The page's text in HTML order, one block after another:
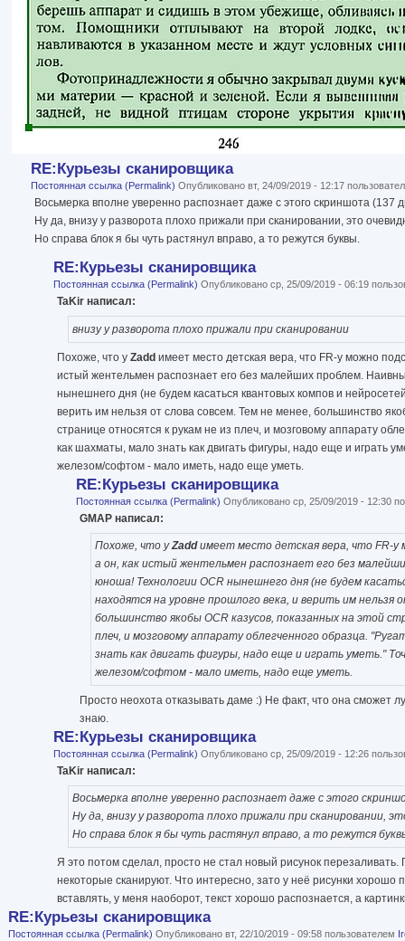
RE:Курьезы сканировщика
Постоянная ссылка (Permalink) Опубликовано вт, 24/09/2019 - 12:17
Восьмерка вполне уверенно распознает даже с этого скриншота (137
Ну да, внизу у разворота плохо прижали при сканировании, это
Но справа блок я бы чуть растянул вправо, а то режутся буквы.
RE:Курьезы сканировщика
Постоянная ссылка (Permalink) Опубликовано ср, 25/09/2019 - 06:19
TaKir написал:
внизу у разворота плохо прижали при сканировании
Похоже, что у Zadd имеет место детская вера, что FR-у можно
истый жентельмен распознает его без малейших проблем.
нынешнего дня (не будем касаться квантовых компов и
верить им нельзя от слова совсем. Тем не менее, большинство
странице относятся к рукам не из плеч, и мозговому аппарату
как шахматы, мало знать как двигать фигуры, надо еще и играть
железом/софтом - мало иметь, надо еще уметь.
RE:Курьезы сканировщика
Постоянная ссылка (Permalink) Опубликовано ср, 25/09/2019 - 12:30
GMAP написал:
Похоже, что уZaddимеет место детская вера, что FR-у
а он, как истый жентельмен распознает его без
юноша! Технологии OCR нынешнего дня (не будем
находятся на уровне прошлого века, и верить им нельзя
большинство якобы OCR казусов, показанных на этой
плеч, и мозговому аппарату облегченного образца.
знать как двигать фигуры, надо еще и играть уметь."
железом/софтом - мало иметь, надо еще уметь.
Просто неохота отказывать даме :) Не факт, что она сможет
знаю.
RE:Курьезы сканировщика
Постоянная ссылка (Permalink) Опубликовано ср, 25/09/2019 - 12:26
TaKir написал:
Восьмерка вполне уверенно распознает даже с этого
Ну да, внизу у разворота плохо прижали при сканировании,
Но справа блок я бы чуть растянул вправо, а то режутся
Я это потом сделал, просто не стал новый рисунок перезаливать.
некоторые сканируют. Что интересно, зато у неё рисунки хорошо
вставлять, у меня наоборот, текст хорошо распознается, а
RE:Курьезы сканировщика
Постоянная ссылка (Permalink) Опубликовано вт, 22/10/2019 - 09:58 пользователем